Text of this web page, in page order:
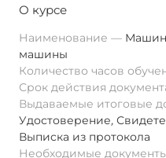
О курсе
Наименование
машины
Количество часов
Срок действия
Выдаваемые итоговые
Удостоверение,
Выписка из протокола
Необходимые